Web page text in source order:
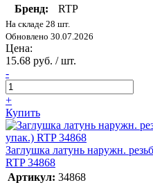
Бренд:
RTP
На складе 28 шт.
Обновлено 30.07.2026
Цена:
15.68 руб. / шт.
-
+
Купить
Заглушка латунь наружн.
RTP 34868
Артикул: 34868